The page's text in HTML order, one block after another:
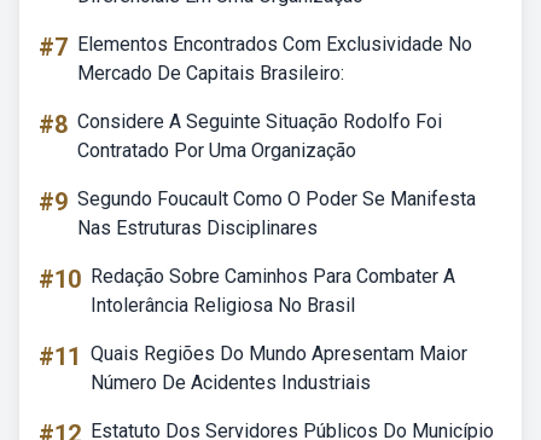
#7 Elementos Encontrados Com Exclusividade No
Mercado De Capitais Brasileiro:
#8 Considere A Seguinte Situação Rodolfo Foi
Contratado Por Uma Organização
#9 Segundo Foucault Como O Poder Se Manifesta
Nas Estruturas Disciplinares
#10 Redação Sobre Caminhos Para Combater A
Intolerância Religiosa No Brasil
#11 Quais Regiões Do Mundo Apresentam Maior
Número De Acidentes Industriais
#12 Estatuto Dos Servidores Públicos Do Município